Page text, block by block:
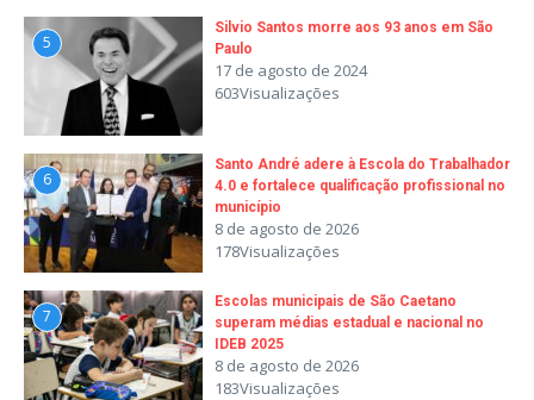
5
Silvio Santos morre aos 93 anos em São
Paulo
17 de agosto de 2024
603Visualizações
6
Santo André adere à Escola do Trabalhador
4.0 e fortalece qualificação profissional no
município
8 de agosto de 2026
178Visualizações
7
Escolas municipais de São Caetano
superam médias estadual e nacional no
IDEB 2025
8 de agosto de 2026
183Visualizações